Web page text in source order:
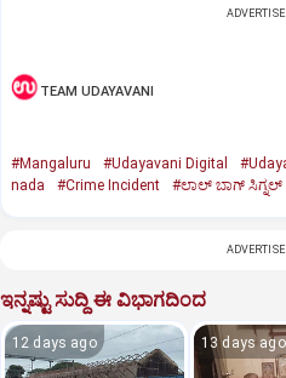
TEAM UDAYAVANI
#Mangaluru #Udayavani Digital
nada
#Crime Incident #ಲಾಲ್‌ ಬಾಗ್‌ ಸಿಗ್ನಲ್‌
ಇನ್ನಷ್ಟು ಸುದ್ದಿ ಈ ವಿಭಾಗದಿಂದ
12 days ago 13 days ago